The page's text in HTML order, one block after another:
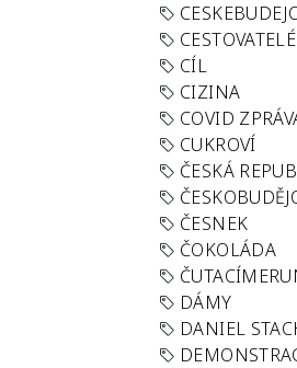
CESTOVATELÉ
CÍL
CIZINA
COVID
CUKROVÍ
ČESKÁ
ČESNEK
ČOKOLÁDA
DÁMY
DANIEL